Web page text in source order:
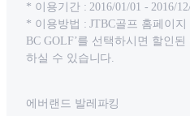
* 이용기간 : 2016/01/01 - 2016/
* 이용방법 : JTBC골프 홈페이
BC GOLF’를 선택하시면 할인
하실 수 있습니다.
에버랜드 발레파킹